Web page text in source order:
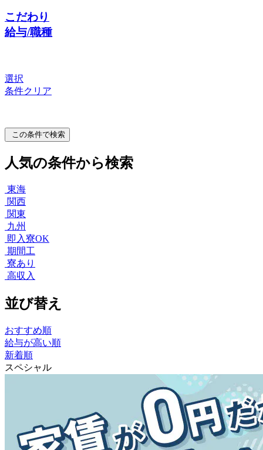
こだわり
給与/職種
選択
条件クリア
この条件で検索
人気の条件から検索
東海
関西
関東
九州
即入寮OK
期間工
寮あり
高収入
並び替え
おすすめ順
給与が高い順
新着順
スペシャル